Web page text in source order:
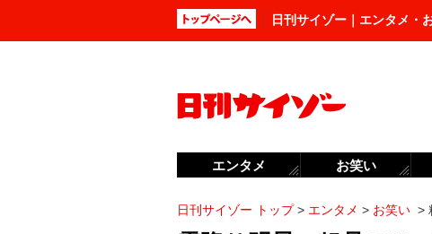
日刊サイゾー｜エンタメ・
日刊サイゾー トップ> エンタメ > お笑い >
エンタメ お笑い